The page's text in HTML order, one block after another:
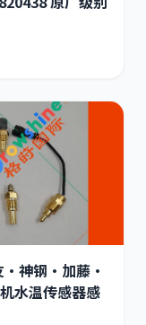
·神钢·加藤·
水温传感器感